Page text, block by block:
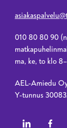
010 80 80 90
ma, ke, to klo
AEL-Amiedu
Y-tunnus